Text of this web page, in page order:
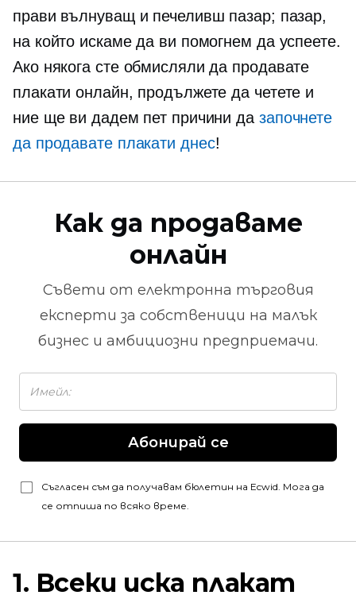
прави вълнуващ и печеливш пазар; пазар,
на който искаме да ви помогнем да успеете.
Ако някога сте обмисляли да продавате
плакати онлайн, продължете да четете и
ние ще ви дадем пет причини да започнете
да продавате плакати днес!
Как да продаваме
онлайн
Съвети от електронна търговия
експерти за собственици на малък
бизнес и амбициозни предприемачи.
Абонирай се
Съгласен съм да получавам бюлетин на Ecwid. Мога да
се отпиша по всяко време.
1. Всеки иска плакат